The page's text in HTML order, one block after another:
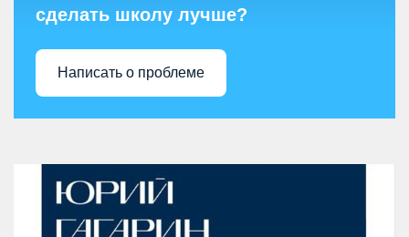
сделать школу лучше?
Написать о проблеме